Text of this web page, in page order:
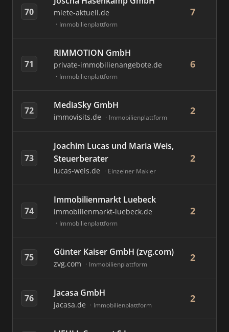
70 miete-aktuell.de
Immobilienplattform
7
71
RIMMOTION GmbH
private-immobilienangebote.de
Immobilienplattform
6
72 MediaSky GmbH
immovisits.de Immobilienplattform
2
73
Joachim Lucas und Maria Weis,
Steuerberater
lucas-weis.de Einzelner Makler
2
74
Immobilienmarkt Luebeck
immobilienmarkt-luebeck.de
Immobilienplattform
2
75 Günter Kaiser GmbH (zvg.com)
zvg.com Immobilienplattform
2
76 Jacasa GmbH
jacasa.de Immobilienplattform
2